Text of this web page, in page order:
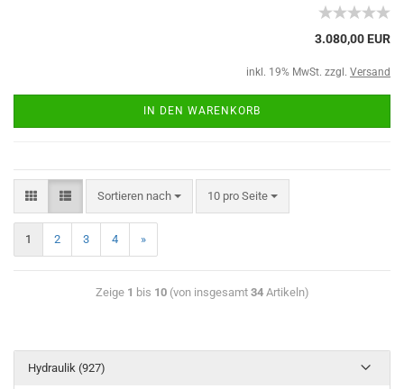
3.080,00 EUR
inkl. 19% MwSt. zzgl. Versand
IN DEN WARENKORB
Sortieren nach 10 pro Seite
1 2 3 4 »
Zeige 1 bis 10(von insgesamt 34Artikeln)
Hydraulik (927)